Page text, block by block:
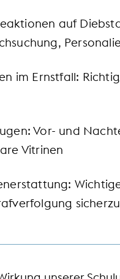
auf
im Ernstfall:
Vor- und
Vitrinen